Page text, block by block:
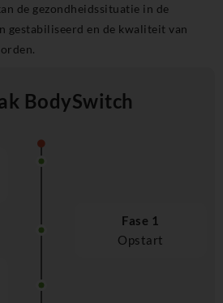
de gezondheidssituatie in de
gestabiliseerd en de kwaliteit van
BodySwitch
Fase 1
Opstart